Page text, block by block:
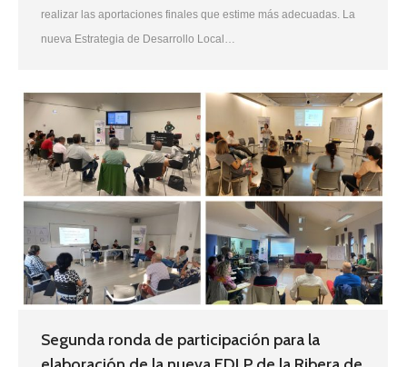
realizar las aportaciones finales que estime más adecuadas. La
nueva Estrategia de Desarrollo Local…
Segunda ronda de participación para la